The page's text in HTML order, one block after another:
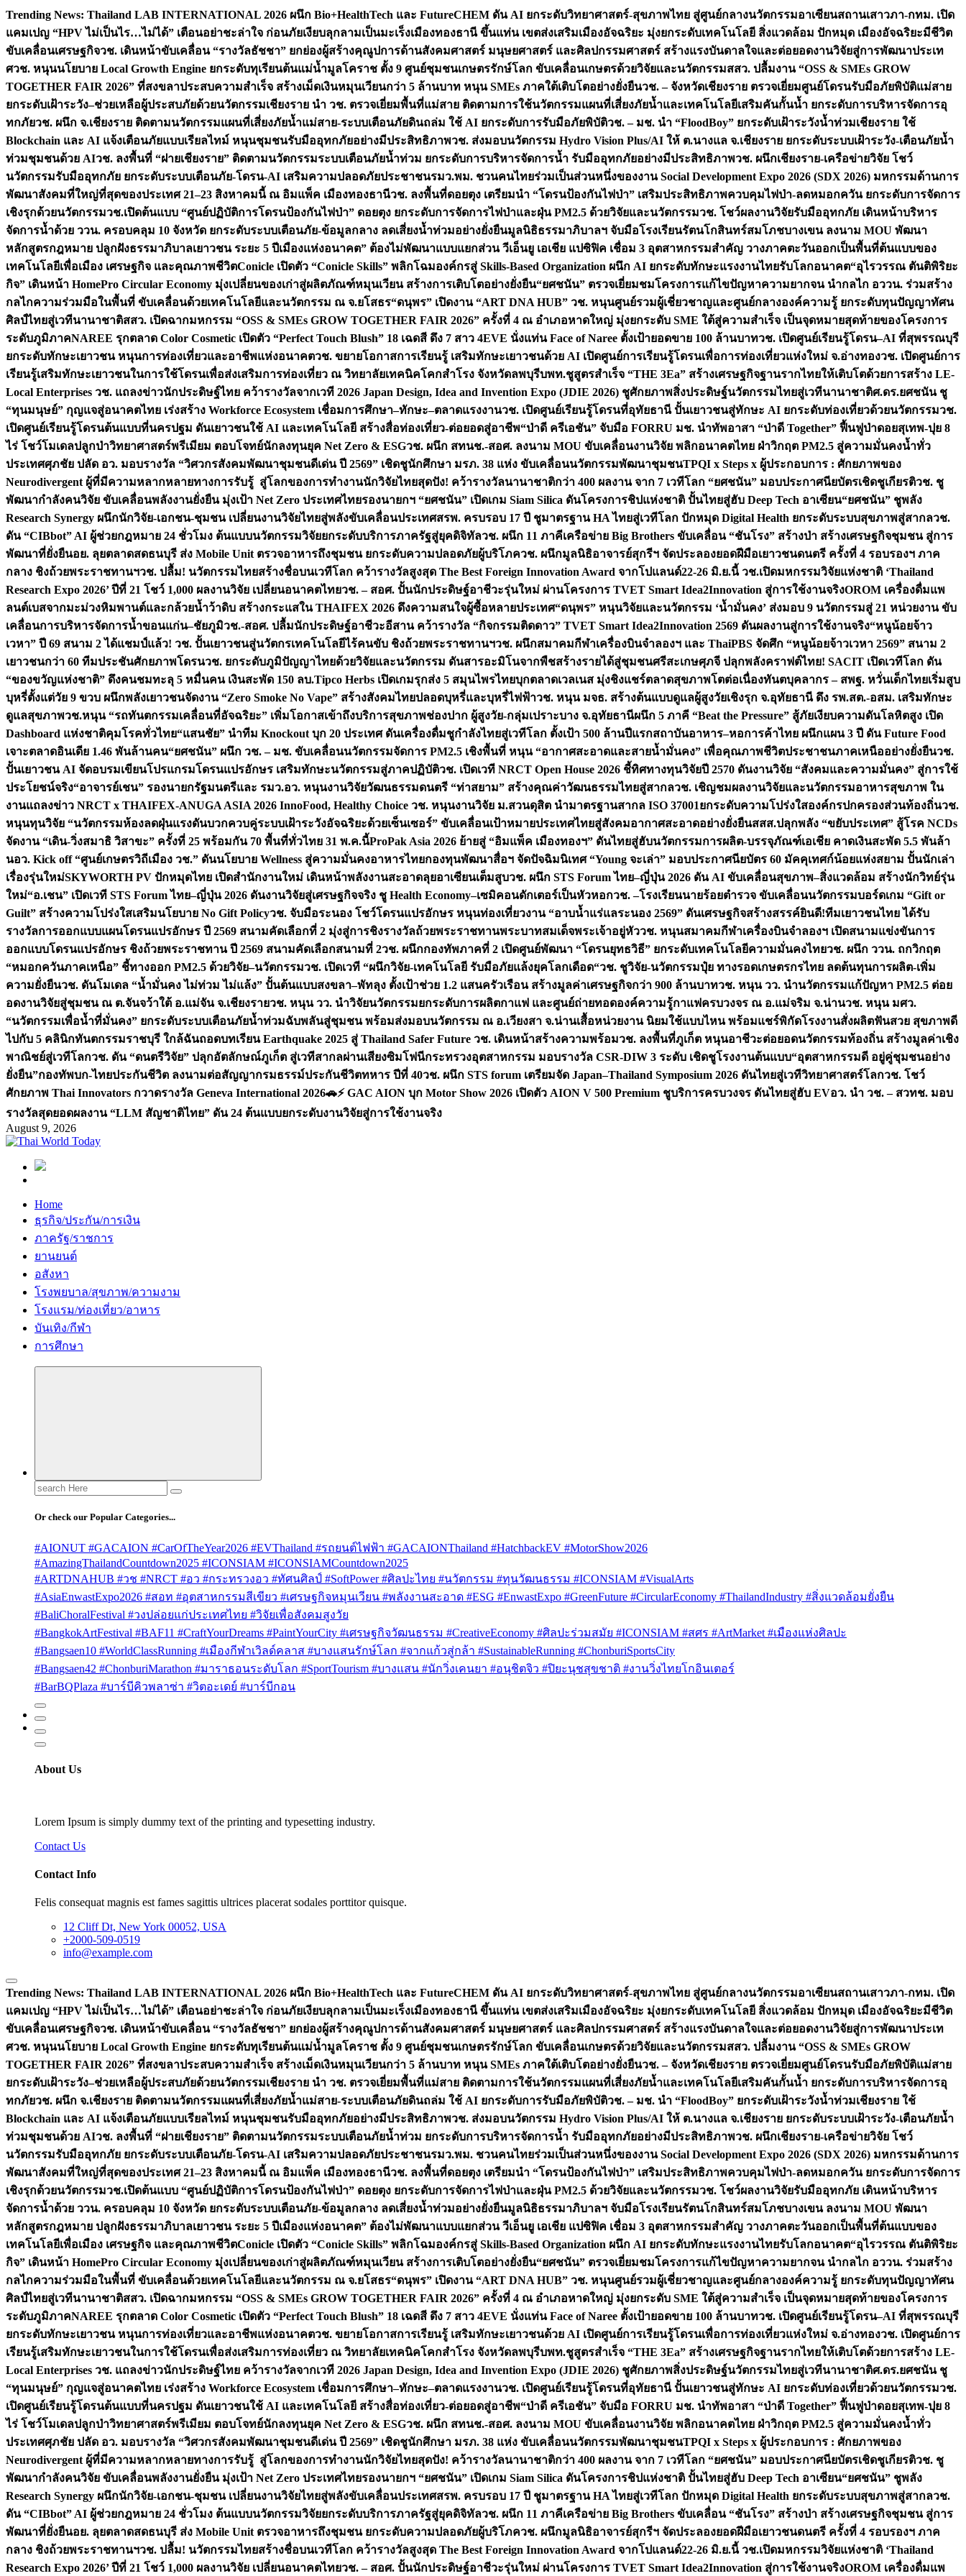
Skip
content
Trending News: Thailand LAB INTERNATIONAL 2026 ผนึก Bio+HealthTech และ FutureCHEM ดัน AI ยกระดับวิทยาศาสตร์-สุขภาพไทย สู่ศูนย์กลางนวัตกรรมอาเซียนสถานเสาวภา-กทม. เปิด
แคมเปญ “HPV ไม่เป็นไร…ไม่ได้” เตือนอย่าชะล่าใจ ก่อนภัยเงียบลุกลามเป็นมะเร็งเมืองทองธานี ขึ้นแท่น เขตส่งเสริมเมืองอัจฉริยะ มุ่งยกระดับเทคโนโลยี สิ่งแวดล้อม ปักหมุด เมืองอัจฉริยะมีชีวิต
ขับเคลื่อนเศรษฐกิจวช. เดินหน้าขับเคลื่อน “รางวัลธัชชา” ยกย่องผู้สร้างคุณูปการด้านสังคมศาสตร์ มนุษยศาสตร์ และศิลปกรรมศาสตร์ สร้างแรงบันดาลใจและต่อยอดงานวิจัยสู่การพัฒนาประเท
ศวช. หนุนนโยบาย Local Growth Engine ยกระดับทุเรียนต้นแม่น้ำมูลโคราช ตั้ง 9 ศูนย์ชุมชนเกษตรรักษ์โลก ขับเคลื่อนเกษตรด้วยวิจัยและนวัตกรรมสสว. ปลื้มงาน “OSS & SMEs GROW
TOGETHER FAIR 2026” ที่สงขลาประสบความสำเร็จ สร้างเม็ดเงินหมุนเวียนกว่า 5 ล้านบาท หนุน SMEs ภาคใต้เติบโตอย่างยั่งยืนวช. – จังหวัดเชียงราย ตรวจเยี่ยมศูนย์โดรนรับมือภัยพิบัติแม่สาย
ยกระดับเฝ้าระวัง–ช่วยเหลือผู้ประสบภัยด้วยนวัตกรรมเชียงราย นำ วช. ตรวจเยี่ยมพื้นที่แม่สาย ติดตามการใช้นวัตกรรมแผนที่เสี่ยงภัยน้ำและเทคโนโลยีเสริมคันกั้นน้ำ ยกระดับการบริหารจัดการอุ
ทกภัยวช. ผนึก จ.เชียงราย ติดตามนวัตกรรมแผนที่เสี่ยงภัยน้ำแม่สาย-ระบบเตือนภัยดินถล่ม ใช้ AI ยกระดับการรับมือภัยพิบัติวช. – มช. นำ “FloodBoy” ยกระดับเฝ้าระวังน้ำท่วมเชียงราย ใช้
Blockchain และ AI แจ้งเตือนภัยแบบเรียลไทม์ หนุนชุมชนรับมืออุทกภัยอย่างมีประสิทธิภาพวช. ส่งมอบนวัตกรรม Hydro Vision Plus/AI ให้ ต.นางแล จ.เชียงราย ยกระดับระบบเฝ้าระวัง-เตือนภัยน้ำ
ท่วมชุมชนด้วย AIวช. ลงพื้นที่ “ฝายเชียงราย” ติดตามนวัตกรรมระบบเตือนภัยน้ำท่วม ยกระดับการบริหารจัดการน้ำ รับมืออุทกภัยอย่างมีประสิทธิภาพวช. ผนึกเชียงราย-เครือข่ายวิจัย โชว์
นวัตกรรมรับมืออุทกภัย ยกระดับระบบเตือนภัย-โดรน-AI เสริมความปลอดภัยประชาชนรมว.พม. ชวนคนไทยร่วมเป็นส่วนหนึ่งของงาน Social Development Expo 2026 (SDX 2026) มหกรรมด้านการ
พัฒนาสังคมที่ใหญ่ที่สุดของประเทศ 21–23 สิงหาคมนี้ ณ อิมแพ็ค เมืองทองธานีวช. ลงพื้นที่ดอยตุง เตรียมนำ “โดรนป้องกันไฟป่า” เสริมประสิทธิภาพควบคุมไฟป่า-ลดหมอกควัน ยกระดับการจัดการ
เชิงรุกด้วยนวัตกรรมวช.เปิดต้นแบบ “ศูนย์ปฏิบัติการโดรนป้องกันไฟป่า” ดอยตุง ยกระดับการจัดการไฟป่าและฝุ่น PM2.5 ด้วยวิจัยและนวัตกรรมวช. โชว์ผลงานวิจัยรับมืออุทกภัย เดินหน้าบริหาร
จัดการน้ำด้วย ววน. ครอบคลุม 10 จังหวัด ยกระดับระบบเตือนภัย-ข้อมูลกลาง ลดเสี่ยงน้ำท่วมอย่างยั่งยืนมูลนิธิธรรมาภิบาลฯ จับมือโรงเรียนรัตนโกสินทร์สมโภชบางเขน ลงนาม MOU พัฒนา
หลักสูตรกฎหมาย ปลูกฝังธรรมาภิบาลเยาวชน ระยะ 5 ปีเมืองแห่งอนาคต” ต้องไม่พัฒนาแบบแยกส่วน วีเอ็นยู เอเชีย แปซิฟิค เชื่อม 3 อุตสาหกรรมสำคัญ วางภาคตะวันออกเป็นพื้นที่ต้นแบบของ
เทคโนโลยีเพื่อเมือง เศรษฐกิจ และคุณภาพชีวิตConicle เปิดตัว “Conicle Skills” พลิกโฉมองค์กรสู่ Skills-Based Organization ผนึก AI ยกระดับทักษะแรงงานไทยรับโลกอนาคต“อุไรวรรณ ตันติพิริยะ
กิจ” เดินหน้า HomePro Circular Economy มุ่งเปลี่ยนของเก่าสู่ผลิตภัณฑ์หมุนเวียน สร้างการเติบโตอย่างยั่งยืน“ยศชนัน” ตรวจเยี่ยมชมโครงการแก้ไขปัญหาความยากจน นำกลไก อววน. ร่วมสร้าง
กลไกความร่วมมือในพื้นที่ ขับเคลื่อนด้วยเทคโนโลยีและนวัตกรรม ณ จ.ยโสธร“ดนุพร” เปิดงาน “ART DNA HUB” วช. หนุนศูนย์รวมผู้เชี่ยวชาญและศูนย์กลางองค์ความรู้ ยกระดับทุนปัญญาทัศน
ศิลป์ไทยสู่เวทีนานาชาติสสว. เปิดฉากมหกรรม “OSS & SMEs GROW TOGETHER FAIR 2026” ครั้งที่ 4 ณ อำเภอหาดใหญ่ มุ่งยกระดับ SME ใต้สู่ความสำเร็จ เป็นจุดหมายสุดท้ายของโครงการ
ระดับภูมิภาคNAREE รุกตลาด Color Cosmetic เปิดตัว “Perfect Touch Blush” 18 เฉดสี ดึง 7 สาว 4EVE นั่งแท่น Face of Naree ตั้งเป้ายอดขาย 100 ล้านบาทวช. เปิดศูนย์เรียนรู้โดรน–AI ที่สุพรรณบุรี
ยกระดับทักษะเยาวชน หนุนการท่องเที่ยวและอาชีพแห่งอนาคตวช. ขยายโอกาสการเรียนรู้ เสริมทักษะเยาวชนด้วย AI เปิดศูนย์การเรียนรู้โดรนเพื่อการท่องเที่ยวแห่งใหม่ จ.อ่างทองวช. เปิดศูนย์การ
เรียนรู้เสริมทักษะเยาวชนในการใช้โดรนเพื่อส่งเสริมการท่องเที่ยว ณ วิทยาลัยเทคนิคโคกสำโรง จังหวัดลพบุรีบพท.ชูสูตรสำเร็จ “THE 3Ea” สร้างเศรษฐกิจฐานรากไทยให้เติบโตด้วยการสร้าง LE-
Local Enterprises วช. แถลงข่าวนักประดิษฐ์ไทย คว้ารางวัลจากเวที 2026 Japan Design, Idea and Invention Expo (JDIE 2026) ชูศักยภาพสิ่งประดิษฐ์นวัตกรรมไทยสู่เวทีนานาชาติศ.ดร.ยศชนัน ชู
“ทุนมนุษย์” กุญแจสู่อนาคตไทย เร่งสร้าง Workforce Ecosystem เชื่อมการศึกษา–ทักษะ–ตลาดแรงงานวช. เปิดศูนย์เรียนรู้โดรนที่อุทัยธานี ปั้นเยาวชนสู่ทักษะ AI ยกระดับท่องเที่ยวด้วยนวัตกรรมวช.
เปิดศูนย์เรียนรู้โดรนต้นแบบที่นครปฐม ดันเยาวชนใช้ AI และเทคโนโลยี สร้างสื่อท่องเที่ยว-ต่อยอดสู่อาชีพ“ป่าดี ครีเอชัน” จับมือ FORRU มช. นำทัพอาสา “ป่าดี Together” ฟื้นฟูป่าดอยสุเทพ-ปุย 8
ไร่ โชว์โมเดลปลูกป่าวิทยาศาสตร์พรีเมียม ตอบโจทย์นักลงทุนยุค Net Zero & ESGวช. ผนึก สทนช.-สอศ. ลงนาม MOU ขับเคลื่อนงานวิจัย พลิกอนาคตไทย ฝ่าวิกฤต PM2.5 สู่ความมั่นคงน้ำทั่ว
ประเทศศุภชัย ปลัด อว. มอบรางวัล “วิศวกรสังคมพัฒนาชุมชนดีเด่น ปี 2569” เชิดชูนักศึกษา มรภ. 38 แห่ง ขับเคลื่อนนวัตกรรมพัฒนาชุมชนTPQI x Steps x ผู้ประกอบการ : ศักยภาพของ
Neurodivergent ผู้ที่มีความหลากหลายทางการรับรู้ สู่โลกของการทำงานนักวิจัยไทยสุดปัง! คว้ารางวัลนานาชาติกว่า 400 ผลงาน จาก 7 เวทีโลก “ยศชนัน” มอบประกาศนียบัตรเชิดชูเกียรติวช. ชู
พัฒนากำลังคนวิจัย ขับเคลื่อนพลังงานยั่งยืน มุ่งเป้า Net Zero ประเทศไทยรองนายกฯ “ยศชนัน” เปิดเกม Siam Silica ดันโครงการชิปแห่งชาติ ปั้นไทยสู่ฮับ Deep Tech อาเซียน“ยศชนัน” ชูพลัง
Research Synergy ผนึกนักวิจัย-เอกชน-ชุมชน เปลี่ยนงานวิจัยไทยสู่พลังขับเคลื่อนประเทศสรพ. ครบรอบ 17 ปี ชูมาตรฐาน HA ไทยสู่เวทีโลก ปักหมุด Digital Health ยกระดับระบบสุขภาพสู่สากลวช.
ดัน “CIBbot” AI ผู้ช่วยกฎหมาย 24 ชั่วโมง ต้นแบบนวัตกรรมวิจัยยกระดับบริการภาครัฐสู่ยุคดิจิทัลวช. ผนึก 11 ภาคีเครือข่าย Big Brothers ขับเคลื่อน “ชันโรง” สร้างป่า สร้างเศรษฐกิจชุมชน สู่การ
พัฒนาที่ยั่งยืนอย. ลุยตลาดสดธนบุรี ส่ง Mobile Unit ตรวจอาหารถึงชุมชน ยกระดับความปลอดภัยผู้บริโภควช. ผนึกมูลนิธิอาจารย์สุกรีฯ จัดประลองยอดฝีมือเยาวชนดนตรี ครั้งที่ 4 รอบรองฯ ภาค
กลาง ชิงถ้วยพระราชทานฯวช. ปลื้ม! นวัตกรรมไทยสร้างชื่อบนเวทีโลก คว้ารางวัลสูงสุด The Best Foreign Innovation Award จากโปแลนด์22-26 มิ.ย.นี้ วช.เปิดมหกรรมวิจัยแห่งชาติ ‘Thailand
Research Expo 2026’ ปีที่ 21 โชว์ 1,000 ผลงานวิจัย เปลี่ยนอนาคตไทยวช. – สอศ. ปั้นนักประดิษฐ์อาชีวะรุ่นใหม่ ผ่านโครงการ TVET Smart Idea2Innovation สู่การใช้งานจริงOROM เครื่องดื่มแพ
ลนต์เบสจากมะม่วงหิมพานต์และกล้วยน้ำว้าดิบ สร้างกระแสใน THAIFEX 2026 ดึงความสนใจผู้ซื้อหลายประเทศ“ดนุพร” หนุนวิจัยและนวัตกรรม ‘น้ำมั่นคง’ ส่งมอบ 9 นวัตกรรมสู่ 21 หน่วยงาน ขับ
เคลื่อนการบริหารจัดการน้ำขอนแก่น–ชัยภูมิวช.-สอศ. ปลื้มนักประดิษฐ์อาชีวะอีสาน คว้ารางวัล “กิจกรรมติดดาว” TVET Smart Idea2Innovation 2569 ดันผลงานสู่การใช้งานจริง“หนูน้อยจ้าว
เวหา” ปี 69 สนาม 2 ได้แชมป์แล้ว! วช. ปั้นเยาวชนสู่นวัตกรเทคโนโลยีไร้คนขับ ชิงถ้วยพระราชทานฯวช. ผนึกสมาคมกีฬาเครื่องบินจำลองฯ และ ThaiPBS จัดศึก “หนูน้อยจ้าวเวหา 2569” สนาม 2
เยาวชนกว่า 60 ทีมประชันศักยภาพโดรนวช. ยกระดับภูมิปัญญาไทยด้วยวิจัยและนวัตกรรม ดันสารอะมิโนจากพืชสร้างรายได้สู่ชุมชนศรีสะเกษศุภจี ปลุกพลังคราฟต์ไทย! SACIT เปิดเวทีโลก ดัน
“ของขวัญแห่งชาติ” ดึงคนชมทะลุ 5 หมื่นคน เงินสะพัด 150 ลบ.Tipco Herbs เปิดเกมรุกส่ง 5 สมุนไพรไทยบุกตลาดเวลเนส มุ่งชิงแชร์ตลาดสุขภาพโตต่อเนื่องทันตบุคลากร – สพฐ. หวั่นเด็กไทยเริ่มสูบ
บุหรี่ตั้งแต่วัย 9 ขวบ ผนึกพลังเยาวชนจัดงาน “Zero Smoke No Vape” สร้างสังคมไทยปลอดบุหรี่และบุหรี่ไฟฟ้าวช. หนุน มจธ. สร้างต้นแบบดูแลผู้สูงวัยเชิงรุก จ.อุทัยธานี ดึง รพ.สต.-อสม. เสริมทักษะ
ดูแลสุขภาพวช.หนุน “รถทันตกรรมเคลื่อนที่อัจฉริยะ” เพิ่มโอกาสเข้าถึงบริการสุขภาพช่องปาก ผู้สูงวัย-กลุ่มเปราะบาง จ.อุทัยธานีผนึก 5 ภาคี “Beat the Pressure” สู้ภัยเงียบความดันโลหิตสูง เปิด
Dashboard แห่งชาติคุมโรคทั่วไทย“แสนชัย” นำทีม Knockout บุก 20 ประเทศ ดันเครื่องดื่มชูกำลังไทยสู่เวทีโลก ตั้งเป้า 500 ล้านปีแรกสถาบันอาหาร–หอการค้าไทย ผนึกแผน 3 ปี ดัน Future Food
เจาะตลาดอินเดีย 1.46 พันล้านคน“ยศชนัน” ผนึก วช. – มช. ขับเคลื่อนนวัตกรรมจัดการ PM2.5 เชิงพื้นที่ หนุน “อากาศสะอาดและสายน้ำมั่นคง” เพื่อคุณภาพชีวิตประชาชนภาคเหนืออย่างยั่งยืนวช.
ปั้นเยาวชน AI จัดอบรมเขียนโปรแกรมโดรนแปรอักษร เสริมทักษะนวัตกรรมสู่ภาคปฏิบัติวช. เปิดเวที NRCT Open House 2026 ชี้ทิศทางทุนวิจัยปี 2570 ดันงานวิจัย “สังคมและความมั่นคง” สู่การใช้
ประโยชน์จริง“อาจารย์เชน” รองนายกรัฐมนตรีและ รมว.อว. หนุนงานวิจัยวัฒนธรรมดนตรี “ท่าสยาม” สร้างคุณค่าวัฒนธรรมไทยสู่สากลวช. เชิญชมผลงานวิจัยและนวัตกรรมอาหารสุขภาพ ใน
งานแถลงข่าว NRCT x THAIFEX-ANUGA ASIA 2026 InnoFood, Healthy Choice วช. หนุนงานวิจัย ม.สวนดุสิต นำมาตรฐานสากล ISO 37001ยกระดับความโปร่งใสองค์กรปกครองส่วนท้องถิ่นวช.
หนุนทุนวิจัย “นวัตกรรมห้องลดฝุ่นแรงดันบวกควบคู่ระบบเฝ้าระวังอัจฉริยะด้วยเซ็นเซอร์” ขับเคลื่อนเป้าหมายประเทศไทยสู่สังคมอากาศสะอาดอย่างยั่งยืนสสส.ปลุกพลัง “ขยับประเทศ” สู้โรค NCDs
จัดงาน “เดิน-วิ่งสมาธิ วิสาขะ” ครั้งที่ 25 พร้อมกัน 70 พื้นที่ทั่วไทย 31 พ.ค.นี้ProPak Asia 2026 ย้ายสู่ “อิมแพ็ค เมืองทองฯ” ดันไทยสู่ฮับนวัตกรรมการผลิต-บรรจุภัณฑ์เอเชีย คาดเงินสะพัด 5.5 พันล้า
นอว. Kick off “ศูนย์เกษตรวิถีเมือง วช.” ดันนโยบาย Wellness สู่ความมั่นคงอาหารไทยกองทุนพัฒนาสื่อฯ จัดปัจฉิมนิเทศ “Young จะเล่า” มอบประกาศนียบัตร 60 มัคคุเทศก์น้อยแห่งสยาม ปั้นนักเล่า
เรื่องรุ่นใหม่SKYWORTH PV ปักหมุดไทย เปิดสำนักงานใหม่ เดินหน้าพลังงานสะอาดลุยอาเซียนเต็มสูบวช. ผนึก STS Forum ไทย–ญี่ปุ่น 2026 ดัน AI ขับเคลื่อนสุขภาพ–สิ่งแวดล้อม สร้างนักวิทย์รุ่น
ใหม่“อ.เชน” เปิดเวที STS Forum ไทย–ญี่ปุ่น 2026 ดันงานวิจัยสู่เศรษฐกิจจริง ชู Health Economy–เซมิคอนดักเตอร์เป็นหัวหอกวช. –โรงเรียนนายร้อยตำรวจ ขับเคลื่อนนวัตกรรมบอร์ดเกม “Gift or
Guilt” สร้างความโปร่งใสเสริมนโยบาย No Gift Policyวช. จับมือระนอง โชว์โดรนแปรอักษร หนุนท่องเที่ยวงาน “อาบน้ำแร่แลระนอง 2569” ดันเศรษฐกิจสร้างสรรค์ยินดี!ทีมเยาวชนไทย ได้รับ
รางวัลการออกแบบแผนโดรนแปรอักษร ปี 2569 สนามคัดเลือกที่ 2 มุ่งสู่การชิงรางวัลถ้วยพระราชทานพระบาทสมเด็จพระเจ้าอยู่หัววช. หนุนสมาคมกีฬาเครื่องบินจำลองฯ เปิดสนามแข่งขันการ
ออกแบบโดรนแปรอักษร ชิงถ้วยพระราชทาน ปี 2569 สนามคัดเลือกสนามที่ 2วช. ผนึกกองทัพภาคที่ 2 เปิดศูนย์พัฒนา “โดรนยุทธวิธี” ยกระดับเทคโนโลยีความมั่นคงไทยวช. ผนึก ววน. ถกวิกฤต
“หมอกควันภาคเหนือ” ชี้ทางออก PM2.5 ด้วยวิจัย–นวัตกรรมวช. เปิดเวที “ผนึกวิจัย-เทคโนโลยี รับมือภัยแล้งยุคโลกเดือด“วช. ชูวิจัย-นวัตกรรมปุ๋ย ทางรอดเกษตรกรไทย ลดต้นทุนการผลิต-เพิ่ม
ความยั่งยืนวช. ดันโมเดล “น้ำมั่นคง ไม่ท่วม ไม่แล้ง” ปั้นต้นแบบสงขลา–พัทลุง ตั้งเป้าช่วย 1.2 แสนครัวเรือน สร้างมูลค่าเศรษฐกิจกว่า 900 ล้านบาทวช. หนุน วว. นำนวัตกรรมแก้ปัญหา PM2.5 ต่อย
อดงานวิจัยสู่ชุมชน ณ ต.จันจว้าใต้ อ.แม่จัน จ.เชียงรายวช. หนุน วว. นำวิจัยนวัตกรรมยกระดับการผลิตกาแฟ และศูนย์ถ่ายทอดองค์ความรู้กาแฟครบวงจร ณ อ.แม่จริม จ.น่านวช. หนุน มศว.
“นวัตกรรมเพื่อน้ำที่มั่นคง” ยกระดับระบบเตือนภัยน้ำท่วมฉับพลันสู่ชุมชน พร้อมส่งมอบนวัตกรรม ณ อ.เวียงสา จ.น่านเสื้อหน่วยงาน นิยมใช้แบบไหน พร้อมแชร์พิกัดโรงงานสั่งผลิตฟันสวย สุขภาพดี
ไปกับ 5 คลินิกทันตกรรมราชบุรี ใกล้ฉันถอดบทเรียน Earthquake 2025 สู่ Thailand Safer Future วช. เดินหน้าสร้างความพร้อมวช. ลงพื้นที่ภูเก็ต หนุนอาชีวะต่อยอดนวัตกรรมท้องถิ่น สร้างมูลค่าเชิง
พาณิชย์สู่เวทีโลกวช. ดัน “ดนตรีวิจัย” ปลุกอัตลักษณ์ภูเก็ต สู่เวทีสากลผ่านเสียงซิมโฟนีกระทรวงอุตสาหกรรม มอบรางวัล CSR-DIW 3 ระดับ เชิดชูโรงงานต้นแบบ“อุตสาหกรรมดี อยู่คู่ชุมชนอย่าง
ยั่งยืน”กองทัพบก-ไทยประกันชีวิต ลงนามต่อสัญญากรมธรรม์ประกันชีวิตทหาร ปีที่ 40วช. ผนึก STS forum เตรียมจัด Japan–Thailand Symposium 2026 ดันไทยสู่เวทีวิทยาศาสตร์โลกวช. โชว์
ศักยภาพ Thai Innovators กวาดรางวัล Geneva International 2026🚗⚡️ GAC AION บุก Motor Show 2026 เปิดตัว AION V 500 Premium ชูบริการครบวงจร ดันไทยสู่ฮับ EVอว. นำ วช. – สวทช. มอบ
รางวัลสุดยอดผลงาน “LLM สัญชาติไทย” ดัน 24 ต้นแบบยกระดับงานวิจัยสู่การใช้งานจริง
August 9, 2026
Home
ธุรกิจ/ประกัน/การเงิน
ภาครัฐ/ราชการ
ยานยนต์
อสังหา
โรงพยบาล/สุขภาพ/ความงาม
โรงแรม/ท่องเที่ยว/อาหาร
บันเทิง/กีฬา
การศึกษา
Search
for:
Or check our Popular Categories...
#AIONUT #GACAION #CarOfTheYear2026 #EVThailand #รถยนต์ไฟฟ้า #GACAIONThailand #HatchbackEV #MotorShow2026
#AmazingThailandCountdown2025 #ICONSIAM #ICONSIAMCountdown2025
#ARTDNAHUB #วช #NRCT #อว #กระทรวงอว #ทัศนศิลป์ #SoftPower #ศิลปะไทย #นวัตกรรม #ทุนวัฒนธรรม #ICONSIAM #VisualArts
#AsiaEnwastExpo2026 #สอท #อุตสาหกรรมสีเขียว #เศรษฐกิจหมุนเวียน #พลังงานสะอาด #ESG #EnwastExpo #GreenFuture #CircularEconomy #ThailandIndustry #สิ่งแวดล้อมยั่งยืน
#BaliChoralFestival #วงปล่อยแก่ประเทศไทย #วิจัยเพื่อสังคมสูงวัย
#BangkokArtFestival #BAF11 #CraftYourDreams #PaintYourCity #เศรษฐกิจวัฒนธรรม #CreativeEconomy #ศิลปะร่วมสมัย #ICONSIAM #สศร #ArtMarket #เมืองแห่งศิลปะ
#Bangsaen10 #WorldClassRunning #เมืองกีฬาเวิลด์คลาส #บางแสนรักษ์โลก #จากแก้วสู่กล้า #SustainableRunning #ChonburiSportsCity
#Bangsaen42 #ChonburiMarathon #มาราธอนระดับโลก #SportTourism #บางแสน #นักวิ่งเคนยา #อนุชิตจิว #ปิยะนุชสุขชาติ #งานวิ่งไทยโกอินเตอร์
#BarBQPlaza #บาร์บีคิวพลาซ่า #วิตอะเดย์ #บาร์บีกอน
About Us
Lorem Ipsum is simply dummy text of the printing and typesetting industry.
Contact Us
Contact Info
Felis consequat magnis est fames sagittis ultrices placerat sodales porttitor quisque.
12 Cliff Dt, New York 00052, USA
+2000-509-0519
info@example.com
Trending News: Thailand LAB INTERNATIONAL 2026 ผนึก Bio+HealthTech และ FutureCHEM ดัน AI ยกระดับวิทยาศาสตร์-สุขภาพไทย สู่ศูนย์กลางนวัตกรรมอาเซียนสถานเสาวภา-กทม. เปิด
แคมเปญ “HPV ไม่เป็นไร…ไม่ได้” เตือนอย่าชะล่าใจ ก่อนภัยเงียบลุกลามเป็นมะเร็งเมืองทองธานี ขึ้นแท่น เขตส่งเสริมเมืองอัจฉริยะ มุ่งยกระดับเทคโนโลยี สิ่งแวดล้อม ปักหมุด เมืองอัจฉริยะมีชีวิต
ขับเคลื่อนเศรษฐกิจวช. เดินหน้าขับเคลื่อน “รางวัลธัชชา” ยกย่องผู้สร้างคุณูปการด้านสังคมศาสตร์ มนุษยศาสตร์ และศิลปกรรมศาสตร์ สร้างแรงบันดาลใจและต่อยอดงานวิจัยสู่การพัฒนาประเท
ศวช. หนุนนโยบาย Local Growth Engine ยกระดับทุเรียนต้นแม่น้ำมูลโคราช ตั้ง 9 ศูนย์ชุมชนเกษตรรักษ์โลก ขับเคลื่อนเกษตรด้วยวิจัยและนวัตกรรมสสว. ปลื้มงาน “OSS & SMEs GROW
TOGETHER FAIR 2026” ที่สงขลาประสบความสำเร็จ สร้างเม็ดเงินหมุนเวียนกว่า 5 ล้านบาท หนุน SMEs ภาคใต้เติบโตอย่างยั่งยืนวช. – จังหวัดเชียงราย ตรวจเยี่ยมศูนย์โดรนรับมือภัยพิบัติแม่สาย
ยกระดับเฝ้าระวัง–ช่วยเหลือผู้ประสบภัยด้วยนวัตกรรมเชียงราย นำ วช. ตรวจเยี่ยมพื้นที่แม่สาย ติดตามการใช้นวัตกรรมแผนที่เสี่ยงภัยน้ำและเทคโนโลยีเสริมคันกั้นน้ำ ยกระดับการบริหารจัดการอุ
ทกภัยวช. ผนึก จ.เชียงราย ติดตามนวัตกรรมแผนที่เสี่ยงภัยน้ำแม่สาย-ระบบเตือนภัยดินถล่ม ใช้ AI ยกระดับการรับมือภัยพิบัติวช. – มช. นำ “FloodBoy” ยกระดับเฝ้าระวังน้ำท่วมเชียงราย ใช้
Blockchain และ AI แจ้งเตือนภัยแบบเรียลไทม์ หนุนชุมชนรับมืออุทกภัยอย่างมีประสิทธิภาพวช. ส่งมอบนวัตกรรม Hydro Vision Plus/AI ให้ ต.นางแล จ.เชียงราย ยกระดับระบบเฝ้าระวัง-เตือนภัยน้ำ
ท่วมชุมชนด้วย AIวช. ลงพื้นที่ “ฝายเชียงราย” ติดตามนวัตกรรมระบบเตือนภัยน้ำท่วม ยกระดับการบริหารจัดการน้ำ รับมืออุทกภัยอย่างมีประสิทธิภาพวช. ผนึกเชียงราย-เครือข่ายวิจัย โชว์
นวัตกรรมรับมืออุทกภัย ยกระดับระบบเตือนภัย-โดรน-AI เสริมความปลอดภัยประชาชนรมว.พม. ชวนคนไทยร่วมเป็นส่วนหนึ่งของงาน Social Development Expo 2026 (SDX 2026) มหกรรมด้านการ
พัฒนาสังคมที่ใหญ่ที่สุดของประเทศ 21–23 สิงหาคมนี้ ณ อิมแพ็ค เมืองทองธานีวช. ลงพื้นที่ดอยตุง เตรียมนำ “โดรนป้องกันไฟป่า” เสริมประสิทธิภาพควบคุมไฟป่า-ลดหมอกควัน ยกระดับการจัดการ
เชิงรุกด้วยนวัตกรรมวช.เปิดต้นแบบ “ศูนย์ปฏิบัติการโดรนป้องกันไฟป่า” ดอยตุง ยกระดับการจัดการไฟป่าและฝุ่น PM2.5 ด้วยวิจัยและนวัตกรรมวช. โชว์ผลงานวิจัยรับมืออุทกภัย เดินหน้าบริหาร
จัดการน้ำด้วย ววน. ครอบคลุม 10 จังหวัด ยกระดับระบบเตือนภัย-ข้อมูลกลาง ลดเสี่ยงน้ำท่วมอย่างยั่งยืนมูลนิธิธรรมาภิบาลฯ จับมือโรงเรียนรัตนโกสินทร์สมโภชบางเขน ลงนาม MOU พัฒนา
หลักสูตรกฎหมาย ปลูกฝังธรรมาภิบาลเยาวชน ระยะ 5 ปีเมืองแห่งอนาคต” ต้องไม่พัฒนาแบบแยกส่วน วีเอ็นยู เอเชีย แปซิฟิค เชื่อม 3 อุตสาหกรรมสำคัญ วางภาคตะวันออกเป็นพื้นที่ต้นแบบของ
เทคโนโลยีเพื่อเมือง เศรษฐกิจ และคุณภาพชีวิตConicle เปิดตัว “Conicle Skills” พลิกโฉมองค์กรสู่ Skills-Based Organization ผนึก AI ยกระดับทักษะแรงงานไทยรับโลกอนาคต“อุไรวรรณ ตันติพิริยะ
กิจ” เดินหน้า HomePro Circular Economy มุ่งเปลี่ยนของเก่าสู่ผลิตภัณฑ์หมุนเวียน สร้างการเติบโตอย่างยั่งยืน“ยศชนัน” ตรวจเยี่ยมชมโครงการแก้ไขปัญหาความยากจน นำกลไก อววน. ร่วมสร้าง
กลไกความร่วมมือในพื้นที่ ขับเคลื่อนด้วยเทคโนโลยีและนวัตกรรม ณ จ.ยโสธร“ดนุพร” เปิดงาน “ART DNA HUB” วช. หนุนศูนย์รวมผู้เชี่ยวชาญและศูนย์กลางองค์ความรู้ ยกระดับทุนปัญญาทัศน
ศิลป์ไทยสู่เวทีนานาชาติสสว. เปิดฉากมหกรรม “OSS & SMEs GROW TOGETHER FAIR 2026” ครั้งที่ 4 ณ อำเภอหาดใหญ่ มุ่งยกระดับ SME ใต้สู่ความสำเร็จ เป็นจุดหมายสุดท้ายของโครงการ
ระดับภูมิภาคNAREE รุกตลาด Color Cosmetic เปิดตัว “Perfect Touch Blush” 18 เฉดสี ดึง 7 สาว 4EVE นั่งแท่น Face of Naree ตั้งเป้ายอดขาย 100 ล้านบาทวช. เปิดศูนย์เรียนรู้โดรน–AI ที่สุพรรณบุรี
ยกระดับทักษะเยาวชน หนุนการท่องเที่ยวและอาชีพแห่งอนาคตวช. ขยายโอกาสการเรียนรู้ เสริมทักษะเยาวชนด้วย AI เปิดศูนย์การเรียนรู้โดรนเพื่อการท่องเที่ยวแห่งใหม่ จ.อ่างทองวช. เปิดศูนย์การ
เรียนรู้เสริมทักษะเยาวชนในการใช้โดรนเพื่อส่งเสริมการท่องเที่ยว ณ วิทยาลัยเทคนิคโคกสำโรง จังหวัดลพบุรีบพท.ชูสูตรสำเร็จ “THE 3Ea” สร้างเศรษฐกิจฐานรากไทยให้เติบโตด้วยการสร้าง LE-
Local Enterprises วช. แถลงข่าวนักประดิษฐ์ไทย คว้ารางวัลจากเวที 2026 Japan Design, Idea and Invention Expo (JDIE 2026) ชูศักยภาพสิ่งประดิษฐ์นวัตกรรมไทยสู่เวทีนานาชาติศ.ดร.ยศชนัน ชู
“ทุนมนุษย์” กุญแจสู่อนาคตไทย เร่งสร้าง Workforce Ecosystem เชื่อมการศึกษา–ทักษะ–ตลาดแรงงานวช. เปิดศูนย์เรียนรู้โดรนที่อุทัยธานี ปั้นเยาวชนสู่ทักษะ AI ยกระดับท่องเที่ยวด้วยนวัตกรรมวช.
เปิดศูนย์เรียนรู้โดรนต้นแบบที่นครปฐม ดันเยาวชนใช้ AI และเทคโนโลยี สร้างสื่อท่องเที่ยว-ต่อยอดสู่อาชีพ“ป่าดี ครีเอชัน” จับมือ FORRU มช. นำทัพอาสา “ป่าดี Together” ฟื้นฟูป่าดอยสุเทพ-ปุย 8
ไร่ โชว์โมเดลปลูกป่าวิทยาศาสตร์พรีเมียม ตอบโจทย์นักลงทุนยุค Net Zero & ESGวช. ผนึก สทนช.-สอศ. ลงนาม MOU ขับเคลื่อนงานวิจัย พลิกอนาคตไทย ฝ่าวิกฤต PM2.5 สู่ความมั่นคงน้ำทั่ว
ประเทศศุภชัย ปลัด อว. มอบรางวัล “วิศวกรสังคมพัฒนาชุมชนดีเด่น ปี 2569” เชิดชูนักศึกษา มรภ. 38 แห่ง ขับเคลื่อนนวัตกรรมพัฒนาชุมชนTPQI x Steps x ผู้ประกอบการ : ศักยภาพของ
Neurodivergent ผู้ที่มีความหลากหลายทางการรับรู้ สู่โลกของการทำงานนักวิจัยไทยสุดปัง! คว้ารางวัลนานาชาติกว่า 400 ผลงาน จาก 7 เวทีโลก “ยศชนัน” มอบประกาศนียบัตรเชิดชูเกียรติวช. ชู
พัฒนากำลังคนวิจัย ขับเคลื่อนพลังงานยั่งยืน มุ่งเป้า Net Zero ประเทศไทยรองนายกฯ “ยศชนัน” เปิดเกม Siam Silica ดันโครงการชิปแห่งชาติ ปั้นไทยสู่ฮับ Deep Tech อาเซียน“ยศชนัน” ชูพลัง
Research Synergy ผนึกนักวิจัย-เอกชน-ชุมชน เปลี่ยนงานวิจัยไทยสู่พลังขับเคลื่อนประเทศสรพ. ครบรอบ 17 ปี ชูมาตรฐาน HA ไทยสู่เวทีโลก ปักหมุด Digital Health ยกระดับระบบสุขภาพสู่สากลวช.
ดัน “CIBbot” AI ผู้ช่วยกฎหมาย 24 ชั่วโมง ต้นแบบนวัตกรรมวิจัยยกระดับบริการภาครัฐสู่ยุคดิจิทัลวช. ผนึก 11 ภาคีเครือข่าย Big Brothers ขับเคลื่อน “ชันโรง” สร้างป่า สร้างเศรษฐกิจชุมชน สู่การ
พัฒนาที่ยั่งยืนอย. ลุยตลาดสดธนบุรี ส่ง Mobile Unit ตรวจอาหารถึงชุมชน ยกระดับความปลอดภัยผู้บริโภควช. ผนึกมูลนิธิอาจารย์สุกรีฯ จัดประลองยอดฝีมือเยาวชนดนตรี ครั้งที่ 4 รอบรองฯ ภาค
กลาง ชิงถ้วยพระราชทานฯวช. ปลื้ม! นวัตกรรมไทยสร้างชื่อบนเวทีโลก คว้ารางวัลสูงสุด The Best Foreign Innovation Award จากโปแลนด์22-26 มิ.ย.นี้ วช.เปิดมหกรรมวิจัยแห่งชาติ ‘Thailand
Research Expo 2026’ ปีที่ 21 โชว์ 1,000 ผลงานวิจัย เปลี่ยนอนาคตไทยวช. – สอศ. ปั้นนักประดิษฐ์อาชีวะรุ่นใหม่ ผ่านโครงการ TVET Smart Idea2Innovation สู่การใช้งานจริงOROM เครื่องดื่มแพ